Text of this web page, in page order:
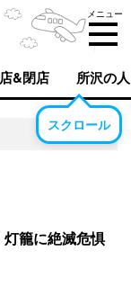
メニュー
&閉店 所沢の人
スクロール
籠に絶滅危惧